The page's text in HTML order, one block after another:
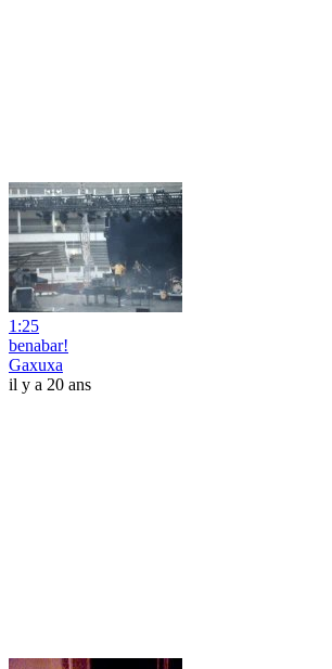
1:25
benabar!
Gaxuxa
il y a 20 ans